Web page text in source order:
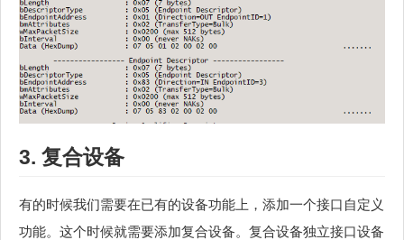
3. 复合设备
有的时候我们需要在已有的设备功能上，添加一个接口自定义
功能。这个时候就需要添加复合设备。复合设备独立接口设备